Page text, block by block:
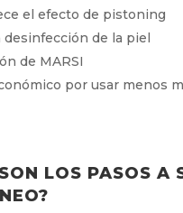
el efecto de pistoning
desinfección de la piel
de MARSI
por usar menos
LOS PASOS